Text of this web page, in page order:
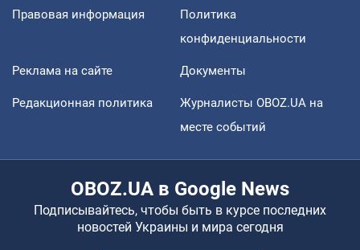
Правовая информация
Политика
конфиденциальности
Реклама на сайте Документы
Редакционная политика
Журналисты OBOZ.UA на
месте событий
OBOZ.UA в Google News
Подписывайтесь, чтобы быть в курсе последних
новостей Украины и мира сегодня